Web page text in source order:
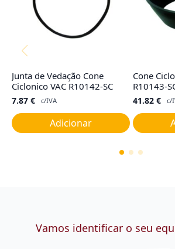
Junta de Vedação Cone
Ciclonico VAC R10142-SC
7.87 € c/IVA
Adicionar
Cone
R10143-
41.82 € c/
Vamos identificar o seu